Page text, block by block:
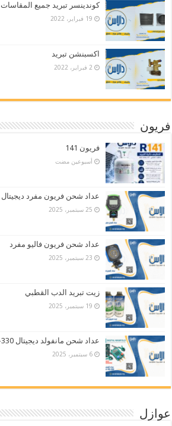
كوندينسر تبريد جميع المقاسات
19 فبراير، 2022
اكسبنشن تبريد
2 فبراير، 2022
فريون
فريون 141
‏أسبوعين مضت
عداد شحن فريون مفرد ديجيتال
25 سبتمبر، 2025
عداد شحن فريون فاليو مفرد
23 سبتمبر، 2025
زيت تبريد الدب القطبي
19 سبتمبر، 2025
عداد شحن مانفولد ديجيتال HONGSEN HS-330
6 سبتمبر، 2025
عوازل